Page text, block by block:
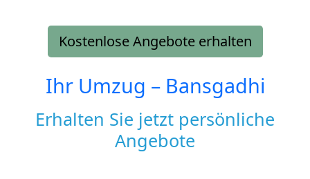
Kostenlose Angebote erhalten
Ihr Umzug – Bansgadhi
Erhalten Sie jetzt persönliche
Angebote